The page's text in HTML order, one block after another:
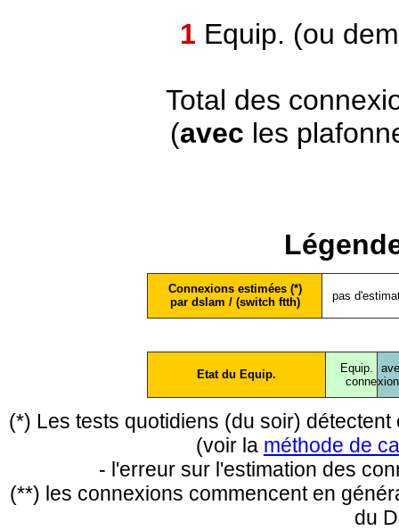
1 Equip. (ou
Total des
(avec les
Connexions estimées (*)
par dslam / (switch ftth)
pas
Etat du Equip.
Equip.
conne
(*) Les tests quotidiens (du soir)
(voir la méthode de
- l'erreur sur l'estimation des
(**) les connexions commencent en
du